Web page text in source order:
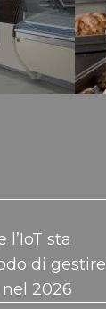
l’IoT sta
di gestire
2026